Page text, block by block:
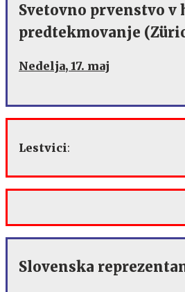
Svetovno prvenstvo v
predtekmovanje
Nedelja, 17. maj
Lestvici:
Slovenska